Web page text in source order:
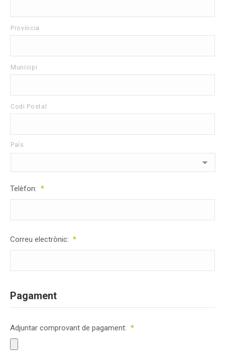
Província
Municipi
Codi Postal
País
Telèfon: *
Correu electrònic: *
Pagament
Adjuntar comprovant de pagament: *